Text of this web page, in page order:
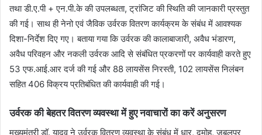
तथा डी.ए.पी + एन.पी.के की उपलब्धता, ट्रांजिट की स्थिति की जानकारी प्रस्तुत
की गई। साथ ही नेनो एवं जैविक उर्वरक वितरण कार्यक्रम के संबंध में आवश्यक
दिशा-निर्देश दिए गए। बताया गया कि उर्वरक की कालाबाजारी, अवैध भंडारण,
अवैध परिवहन और नकली उर्वरक आदि से संबंधित प्रकरणों पर कार्यवाही करते हुए
53 एफ.आई.आर दर्ज की गई और 88 लायसेंस निरस्ती, 102 लायसेंस निलंबन
सहित 406 विक्रय प्रतिबंधित की कार्यवाही की गई।
उर्वरक की बेहतर वितरण व्यवस्था में हुए नवाचारों का करें अनुसरण
मुख्यमंत्री डॉ. यादव ने उर्वरक वितरण व्यवस्था के संबंध में धार, दमोह, जबलपुर